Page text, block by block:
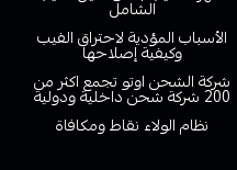
الشامل
الأسباب المؤدية لاحتراق الفيب
وكيفية إصلاحها
شركة الشحن اوتو تجمع اكثر من
200 شركة شحن داخلية ودولية
نظام الولاء نقاط ومكافاة